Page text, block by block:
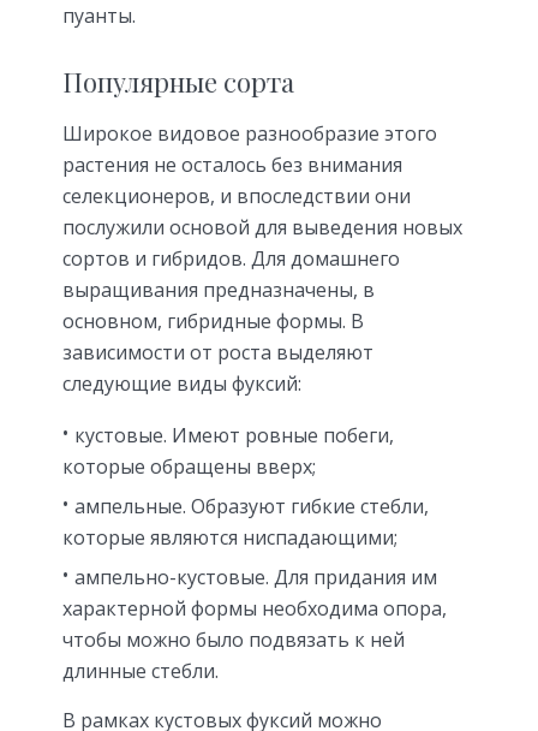
пуанты.
Популярные сорта
Широкое видовое разнообразие этого
растения не осталось без внимания
селекционеров, и впоследствии они
послужили основой для выведения новых
сортов и гибридов. Для домашнего
выращивания предназначены, в
основном, гибридные формы. В
зависимости от роста выделяют
следующие виды фуксий:
кустовые. Имеют ровные побеги,
которые обращены вверх;
ампельные. Образуют гибкие стебли,
которые являются ниспадающими;
ампельно-кустовые. Для придания им
характерной формы необходима опора,
чтобы можно было подвязать к ней
длинные стебли.
В рамках кустовых фуксий можно